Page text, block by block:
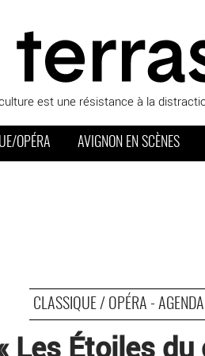
est une résistance à la
OPÉRA AVIGNON EN SCÈNES
CLASSIQUE / OPÉRA - AGENDA
Les Étoiles